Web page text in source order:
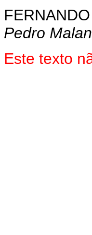
Pedro Malan
Este texto